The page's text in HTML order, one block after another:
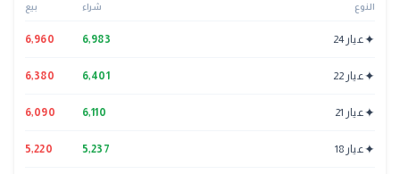
النوع شراء بيع
✦ عيار 24 6,983
6,960
✦ عيار 22 6,401
6,380
✦ عيار 21 6,110
6,090
✦ عيار 18 5,237
5,220